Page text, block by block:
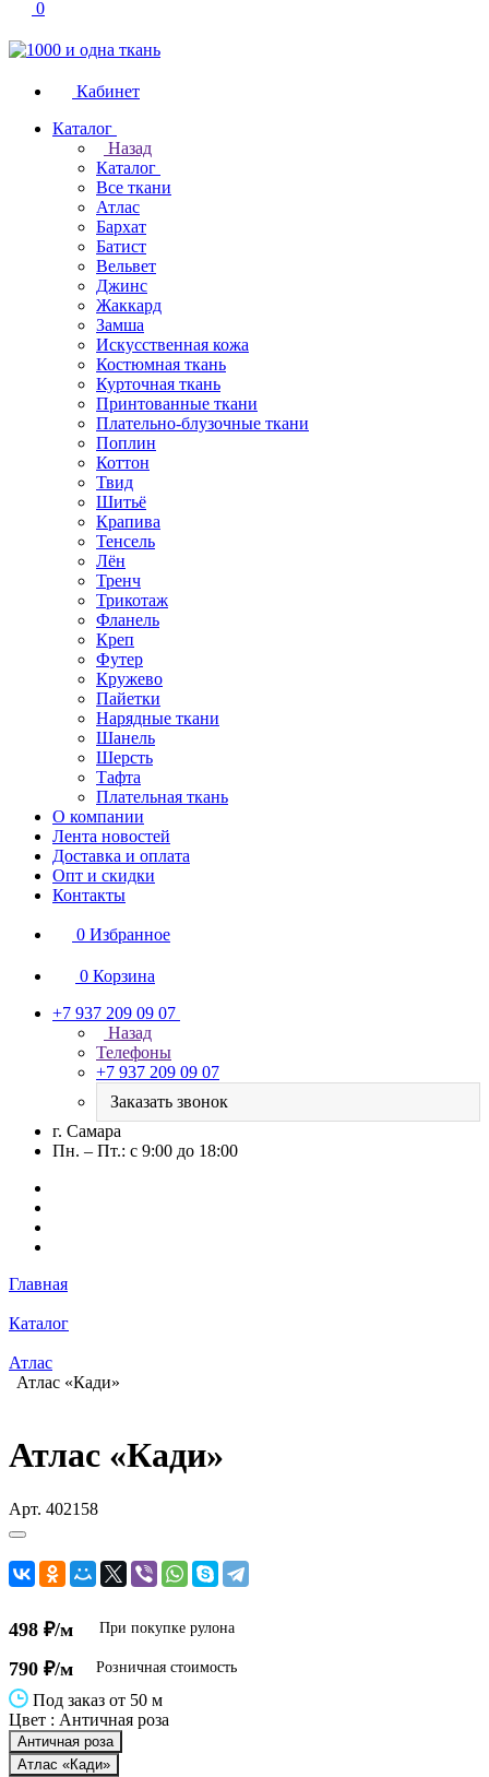
0
Кабинет
Каталог
Назад
Каталог
Все ткани
Атлас
Бархат
Батист
Вельвет
Джинс
Жаккард
Замша
Искусственная кожа
Костюмная ткань
Курточная ткань
Принтованные ткани
Плательно-блузочные ткани
Поплин
Коттон
Твид
Шитьё
Крапива
Тенсель
Лён
Тренч
Трикотаж
Фланель
Креп
Футер
Кружево
Пайетки
Нарядные ткани
Шанель
Шерсть
Тафта
Плательная ткань
О компании
Лента новостей
Доставка и оплата
Опт и скидки
Контакты
0 Избранное
0 Корзина
+7 937 209 09 07
Назад
Телефоны
+7 937 209 09 07
Заказать звонок
г. Самара
Пн. – Пт.: с 9:00 до 18:00
Главная
Каталог
Атлас
Атлас «Кади»
Атлас «Кади»
Арт. 402158
498 ₽/м При покупке рулона
790 ₽/м Розничная стоимость
Под заказ от 50 м
Цвет : Античная роза
Античная роза
Атлас «Кади»